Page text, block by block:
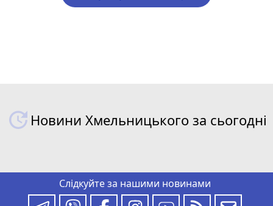
Новини Хмельницького за сьогодні
Слідкуйте за нашими новинами